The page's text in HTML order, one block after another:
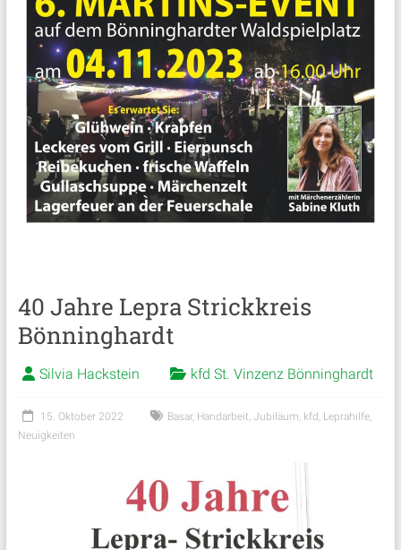
40 Jahre Lepra Strickkreis
Bönninghardt
Silvia Hackstein kfd St. Vinzenz Bönninghardt
15. Oktober 2022 Basar, Handarbeit, Jubiläum, kfd , Leprahilfe,
Neuigkeiten